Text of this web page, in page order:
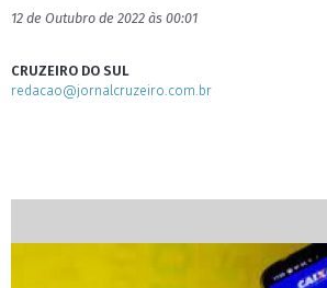
12 de Outubro de 2022 às 00:01
CRUZEIRO DO SUL
redacao@jornalcruzeiro.com.br